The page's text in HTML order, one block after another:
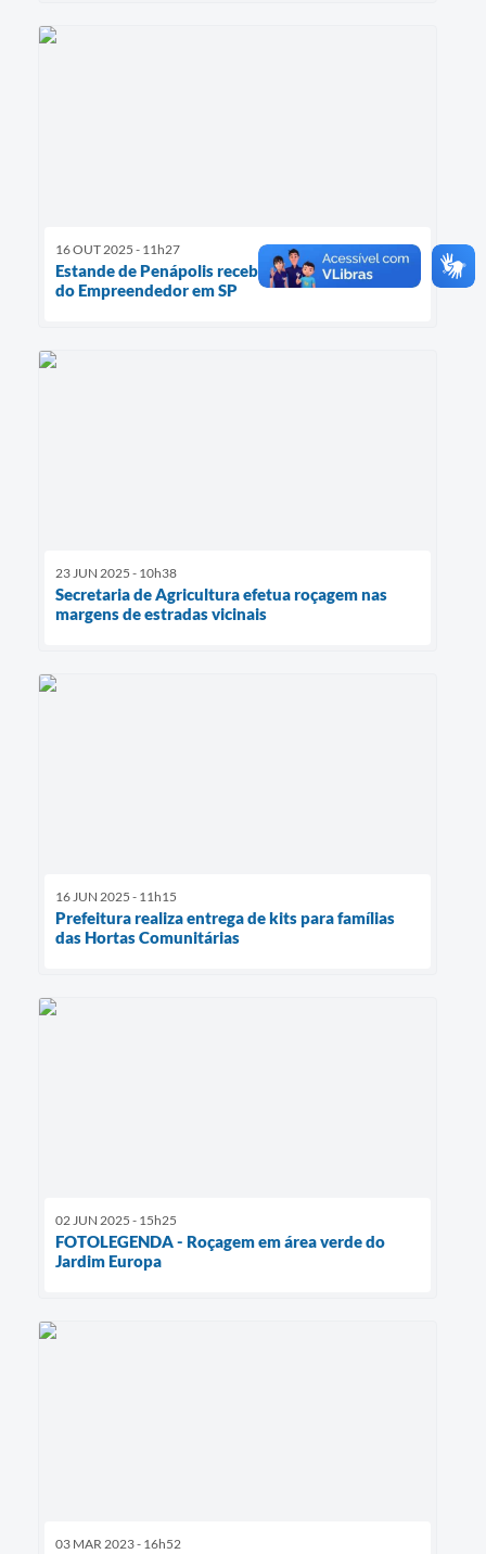
16 OUT 2025 - 11h27
Estande de Penápolis recebe visitantes na Feira
do Empreendedor em SP
23 JUN 2025 - 10h38
Secretaria de Agricultura efetua roçagem nas
margens de estradas vicinais
16 JUN 2025 - 11h15
Prefeitura realiza entrega de kits para famílias
das Hortas Comunitárias
02 JUN 2025 - 15h25
FOTOLEGENDA - Roçagem em área verde do
Jardim Europa
03 MAR 2023 - 16h52